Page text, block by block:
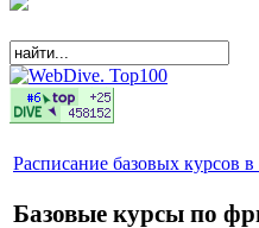
Расписание базовых курсов
Базовые курсы по